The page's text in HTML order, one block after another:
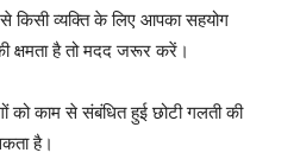
किसी व्यक्ति के लिए आपका सहयोग
क्षमता है तो मदद जरूर करें।
को काम से संबंधित हुई छोटी गलती की
है।